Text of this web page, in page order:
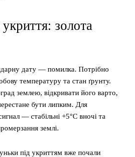
золота
дату — помилка. Потрібно
температуру та стан ґрунту.
землею, відкривати його варто,
бути липким. Для
— стабільні +5°C вночі та
землі.
під укриттям вже почали